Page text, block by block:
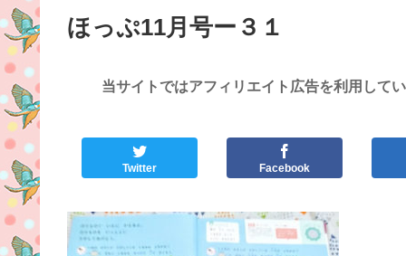
ほっぷ11月号ー３１
当サイトではアフィリエイト広告を利用して
Twitter Facebook